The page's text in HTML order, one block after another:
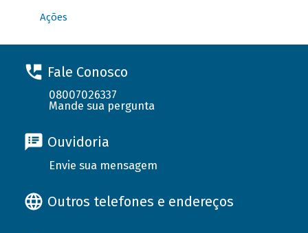
Ações
Fale Conosco
08007026337
Mande sua pergunta
Ouvidoria
Envie sua mensagem
Outros telefones e endereços